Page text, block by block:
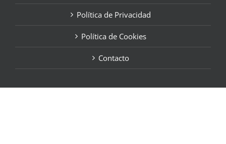
Política de Privacidad
Política de Cookies
Contacto